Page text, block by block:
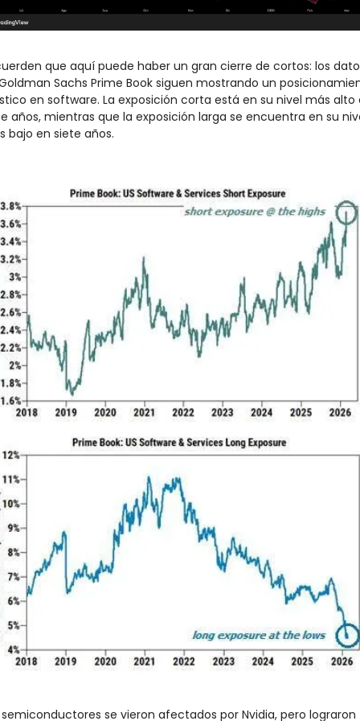
que aquí puede haber un gran cierre de cortos: los
Sachs Prime Book siguen mostrando un
en software. La exposición corta está en su nivel más alto
años, mientras que la exposición larga se encuentra en su
bajo en siete años.
semiconductores se vieron afectados por Nvidia, pero lograron